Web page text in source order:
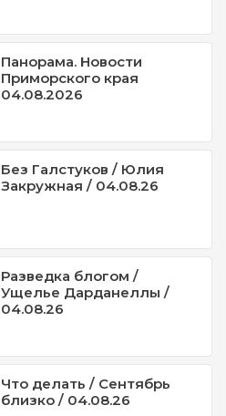
Панорама. Новости
Приморского края
04.08.2026
Без Галстуков / Юлия
Закружная / 04.08.26
Разведка блогом /
Ущелье Дарданеллы /
04.08.26
Что делать / Сентябрь
близко / 04.08.26